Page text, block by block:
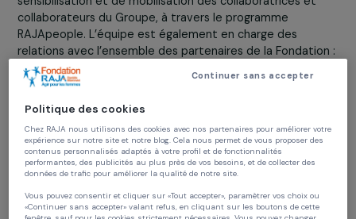
Une équipe permanente est en charge de la
et de l’instruction des dossiers soumis au Comité
ainsi que du suivi des partenariats avec les associations
soutenues. Elle anime également des actions de
sensibilisation et de mobilisation des collaboratrices et
collaborateurs du Groupe, à travers le programme
RAJApeople. L’équipe est également en charge des
relations avec l’ensemble des partenaires de la
associations, financeurs privés et publics, acteurs
institutionnels, médias.
Politique des cookies
Continuer sans accepter